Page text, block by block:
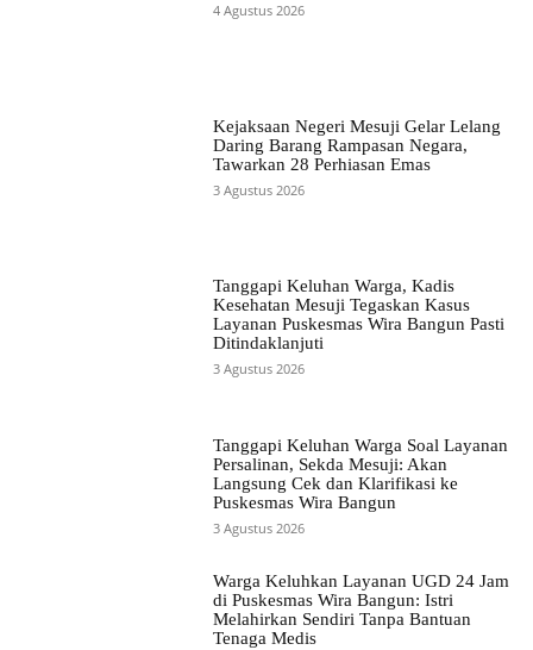
4 Agustus 2026
Kejaksaan Negeri Mesuji Gelar Lelang
Daring Barang Rampasan Negara,
Tawarkan 28 Perhiasan Emas
3 Agustus 2026
Tanggapi Keluhan Warga, Kadis
Kesehatan Mesuji Tegaskan Kasus
Layanan Puskesmas Wira Bangun Pasti
Ditindaklanjuti
3 Agustus 2026
Tanggapi Keluhan Warga Soal Layanan
Persalinan, Sekda Mesuji: Akan
Langsung Cek dan Klarifikasi ke
Puskesmas Wira Bangun
3 Agustus 2026
Warga Keluhkan Layanan UGD 24 Jam
di Puskesmas Wira Bangun: Istri
Melahirkan Sendiri Tanpa Bantuan
Tenaga Medis